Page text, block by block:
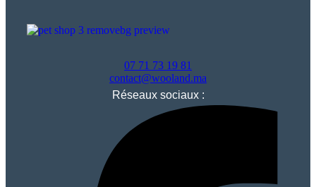
07 71 73 19 81
contact@wooland.ma
Réseaux sociaux :